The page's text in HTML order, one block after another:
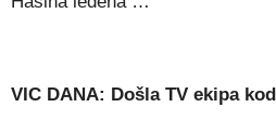
VIC DANA: Došla TV ekipa